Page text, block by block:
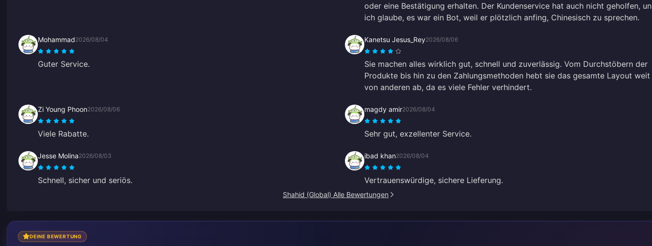
oder eine Bestätigung erhalten. Der Kundenservice hat auch nicht geholfen,
ich glaube, es war ein Bot, weil er plötzlich anfing, Chinesisch zu sprechen.
Mohammad2026/08/04
Guter Service.
Kanetsu Jesus_Rey2026/08/06
Sie machen alles wirklich gut, schnell und zuverlässig. Vom Durchstöbern der
Produkte bis hin zu den Zahlungsmethoden hebt sie das gesamte Layout weit
von anderen ab, da es viele Fehler verhindert.
Zi Young Phoon2026/08/06
Viele Rabatte.
magdy amir2026/08/04
Sehr gut, exzellenter Service.
Jesse Molina2026/08/03
Schnell, sicher und seriös.
ibad khan2026/08/04
Vertrauenswürdige, sichere Lieferung.
Shahid (Global) Alle Bewertungen
DEINE BEWERTUNG